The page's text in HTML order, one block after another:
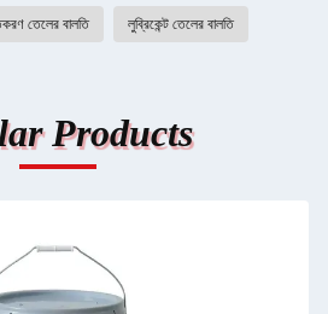
তেলের বালতি লুব্রিকেন্ট তেলের বালতি
Products